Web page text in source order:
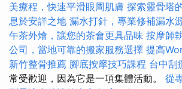
美療程，快速平滑眼周肌膚 探索靈骨塔
息於安詳之地 漏水打針，專業修補漏水
午茶外燴，讓您的茶會更具品味 按摩師
公司，當地可靠的搬家服務選擇 提高
新竹整骨推薦 腳底按摩技巧課程 台中刮
常受歡迎，因為它是一項集體活動。 從